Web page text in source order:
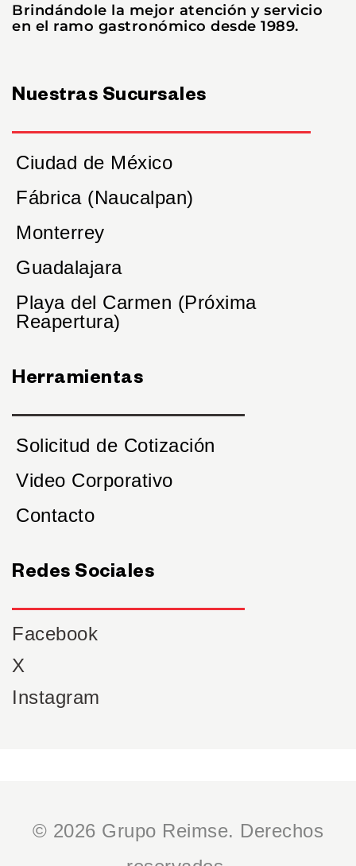
Brindándole la mejor atención y servicio
en el ramo gastronómico desde 1989.
Nuestras Sucursales
Ciudad de México
Fábrica (Naucalpan)
Monterrey
Guadalajara
Playa del Carmen (Próxima
Reapertura)
Herramientas
Solicitud de Cotización
Video Corporativo
Contacto
Redes Sociales
Facebook
X
Instagram
© 2026 Grupo Reimse. Derechos